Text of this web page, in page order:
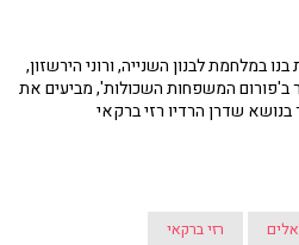
במלחמת לבנון השנייה, ורוני הירשזון,
ב'פורום המשפחות השכולות', מביעים את
שדרן הרדיו רזי ברקאי
רזי ברקאי